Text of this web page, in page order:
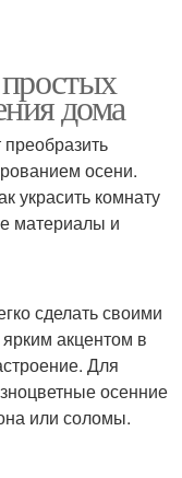
дома
осени.
украсить комнату
материалы и
сделать своими
акцентом в
Для
осенние
или соломы.